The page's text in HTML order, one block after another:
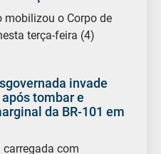
mobilizou o Corpo de
terça-feira (4)
invade
tombar e
da BR-101 em
carregada com